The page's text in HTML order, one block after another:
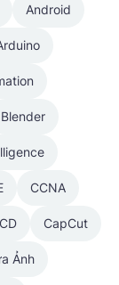
Android
Blender
CCNA
CapCut
Ảnh